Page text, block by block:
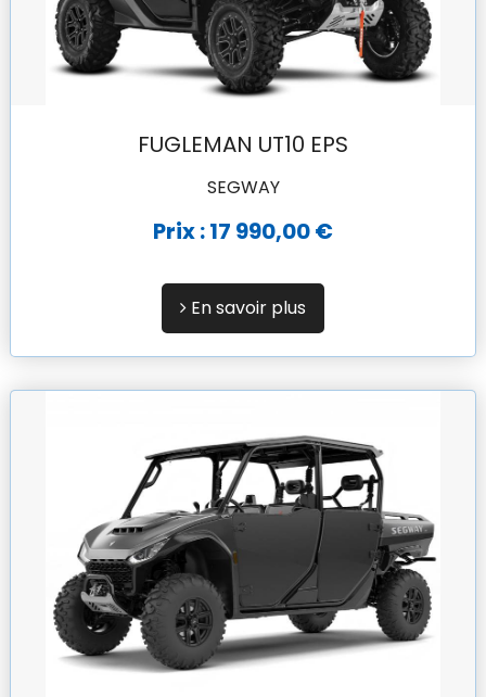
FUGLEMAN UT10 EPS
SEGWAY
Prix : 17 990,00 €
En savoir plus